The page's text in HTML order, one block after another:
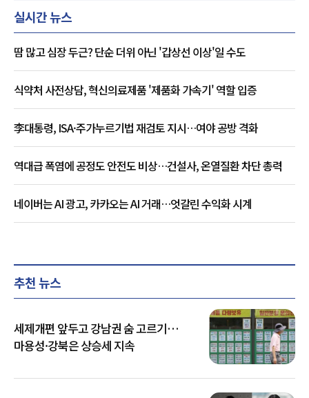
실시간 뉴스
땀 많고 심장 두근? 단순 더위 아닌 '갑상선 이상'일 수도
식약처 사전상담, 혁신의료제품 '제품화 가속기' 역할 입증
李대통령, ISA·주가누르기법 재검토 지시…여야 공방 격화
역대급 폭염에 공정도 안전도 비상…건설사, 온열질환 차단 총력
네이버는 AI 광고, 카카오는 AI 거래…엇갈린 수익화 시계
추천 뉴스
세제개편 앞두고 강남권 숨 고르기…
마용성·강북은 상승세 지속